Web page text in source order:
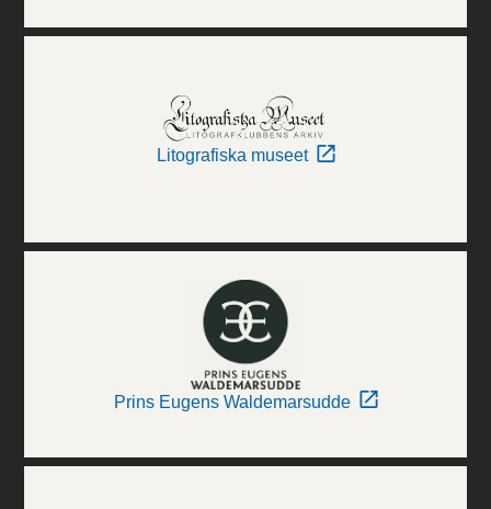
Litografiska museet
Prins Eugens Waldemarsudde